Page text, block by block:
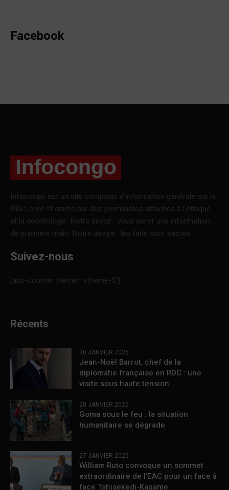
Facebook
Infocongo est un site congolais d’information générale sur la
RDC, créé et animé par des journalistes attachés à l’éthique
et la déontologie. Notre devoir : vous servir une information
de première main. Notre devise : les faits sont sacrés.
Suivez-nous
[aps-counter theme= »theme-5″]
Récents
30 JANVIER 2025
Jean-Noël Barrot, chef de la
diplomatie française en RDC : une
visite sous haute tension
28 JANVIER 2025
Goma sous le feu : la situation
humanitaire se dégrade
27 JANVIER 2025
William Ruto convoque un sommet
extraordinaire de l’EAC pour un face à
face Tshisekedi-Kagame